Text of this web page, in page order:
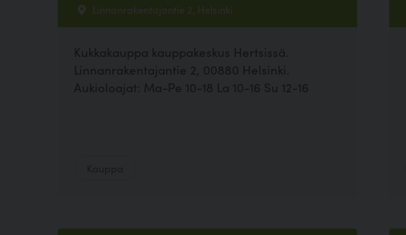
Linnanrakentajantie 2, Helsinki
Kukkakauppa kauppakeskus Hertsissä.
Linnanrakentajantie 2, 00880 Helsinki.
Aukioloajat: Ma-Pe 10-18 La 10-16 Su 12-16